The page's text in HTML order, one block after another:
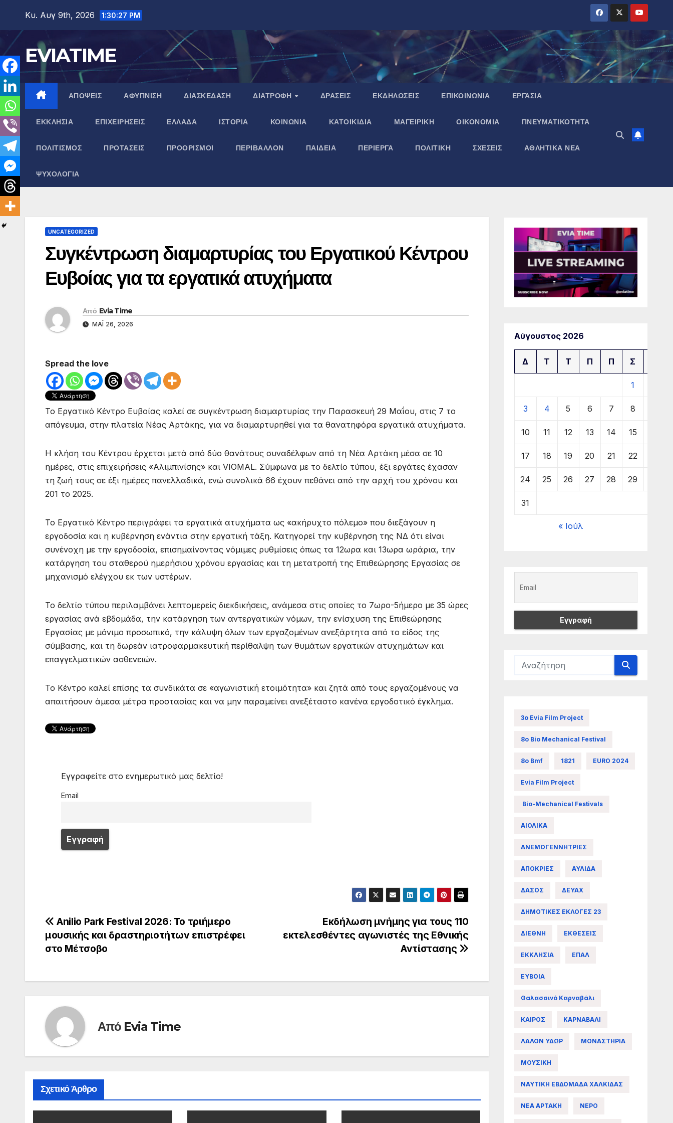
περιεχόμενο
Κυ. Αυγ 9th, 2026 1:30:27 PM
EVIATIME
ΑΠΟΨΕΙΣ ΑΦΥΠΝΙΣΗ ΔΙΑΣΚΕΔΑΣΗ ΔΙΑΤΡΟΦΗ ΔΡΑΣΕΙΣ ΕΚΔΗΛΩΣΕΙΣ ΕΠΙΚΟΙΝΩΝΙΑ ΕΡΓΑΣΙΑ
ΕΚΚΛΗΣΙΑ ΕΠΙΧΕΙΡΗΣΕΙΣ ΕΛΛΑΔΑ ΙΣΤΟΡΙΑ ΚΟΙΝΩΝΙΑ ΚΑΤΟΙΚΙΔΙΑ ΜΑΓΕΙΡΙΚΗ ΟΙΚΟΝΟΜΙΑ ΠΝΕΥΜΑΤΙΚΌΤΗΤΑ
ΠΟΛΙΤΙΣΜΟΣ ΠΡΟΤΑΣΕΙΣ ΠΡΟΟΡΙΣΜΟΙ ΠΕΡΙΒΑΛΛΟΝ ΠΑΙΔΕΙΑ ΠΕΡΙΕΡΓΑ ΠΟΛΙΤΙΚΗ ΣΧΕΣΕΙΣ ΑΘΛΗΤΙΚΑ ΝΕΑ
ΨΥΧΟΛΟΓΙΑ
UNCATEGORIZED
Συγκέντρωση διαμαρτυρίας του Εργατικού Κέντρου
Ευβοίας για τα εργατικά ατυχήματα
Από Evia Time
ΜΆΙ 26, 2026
Spread the love
Το Εργατικό Κέντρο Ευβοίας καλεί σε συγκέντρωση διαμαρτυρίας την Παρασκευή 29 Μαΐου, στις 7 το
απόγευμα, στην πλατεία Νέας Αρτάκης, για να διαμαρτυρηθεί για τα θανατηφόρα εργατικά ατυχήματα.
Η κλήση του Κέντρου έρχεται μετά από δύο θανάτους συναδέλφων από τη Νέα Αρτάκη μέσα σε 10
ημέρες, στις επιχειρήσεις «Αλιμπινίσης» και VIOMAL. Σύμφωνα με το δελτίο τύπου, έξι εργάτες έχασαν
τη ζωή τους σε έξι ημέρες πανελλαδικά, ενώ συνολικά 66 έχουν πεθάνει από την αρχή του χρόνου και
201 το 2025.
Το Εργατικό Κέντρο περιγράφει τα εργατικά ατυχήματα ως «ακήρυχτο πόλεμο» που διεξάγουν η
εργοδοσία και η κυβέρνηση ενάντια στην εργατική τάξη. Κατηγορεί την κυβέρνηση της ΝΔ ότι είναι
συνένοχη με την εργοδοσία, επισημαίνοντας νόμιμες ρυθμίσεις όπως τα 12ωρα και 13ωρα ωράρια, την
κατάργηση του σταθερού ημερήσιου χρόνου εργασίας και τη μετατροπή της Επιθεώρησης Εργασίας σε
μηχανισμό ελέγχου εκ των υστέρων.
Το δελτίο τύπου περιλαμβάνει λεπτομερείς διεκδικήσεις, ανάμεσα στις οποίες το 7ωρο-5ήμερο με 35 ώρες
εργασίας ανά εβδομάδα, την κατάργηση των αντεργατικών νόμων, την ενίσχυση της Επιθεώρησης
Εργασίας με μόνιμο προσωπικό, την κάλυψη όλων των εργαζομένων ανεξάρτητα από το είδος της
σύμβασης, και τη δωρεάν ιατροφαρμακευτική περίθαλψη των θυμάτων εργατικών ατυχημάτων και
επαγγελματικών ασθενειών.
Το Κέντρο καλεί επίσης τα συνδικάτα σε «αγωνιστική ετοιμότητα» και ζητά από τους εργαζομένους να
απαιτήσουν άμεσα μέτρα προστασίας και να μην παραμείνει ανεξέταστο κανένα εργοδοτικό έγκλημα.
Εγγραφείτε στο ενημερωτικό μας δελτίο!
Email
Πλοήγηση
άρθρων
Εκδήλωση μνήμης για τους 110
εκτελεσθέντες αγωνιστές της Εθνικής
Αντίστασης
Anilio Park Festival 2026: Το τριήμερο
μουσικής και δραστηριοτήτων επιστρέφει
στο Μέτσοβο
Από Evia Time
Σχετικό Άρθρο
Αύγουστος 2026
Δ Τ Τ Π Π Σ
1
3 4 5 6 7 8
10 11 12 13 14 15
17 18 19 20 21 22
24 25 26 27 28 29
31
« Ιούλ
3ο Evia Film Project
8ο Bio Mechanical Festival
8ο Bmf 1821 EURO 2024
Evia Film Project
Bio-Mechanical Festivals
ΑΙΟΛΙΚΑ
ΑΝΕΜΟΓΕΝΝΗΤΡΙΕΣ
ΑΠΟΚΡΙΕΣ ΑΥΛΙΔΑ
ΔΑΣΟΣ ΔΕΥΑΧ
ΔΗΜΟΤΙΚΕΣ ΕΚΛΟΓΕΣ 23
ΔΙΕΘΝΗ ΕΚΘΕΣΕΙΣ
ΕΚΚΛΗΣΙΑ ΕΠΑΛ
ΕΥΒΟΙΑ
Θαλασσινό Καρναβάλι
ΚΑΙΡΟΣ ΚΑΡΝΑΒΑΛΙ
ΛΑΛΟΝ ΥΔΩΡ ΜΟΝΑΣΤΗΡΙΑ
ΜΟΥΣΙΚΗ
ΝΑΥΤΙΚΗ ΕΒΔΟΜΑΔΑ ΧΑΛΚΙΔΑΣ
ΝΕΑ ΑΡΤΑΚΗ ΝΕΡΟ